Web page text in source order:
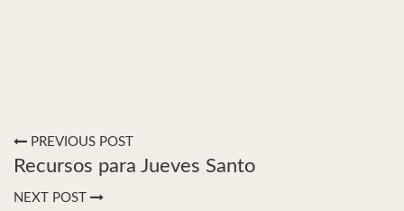
PREVIOUS POST
Recursos para Jueves Santo
NEXT POST